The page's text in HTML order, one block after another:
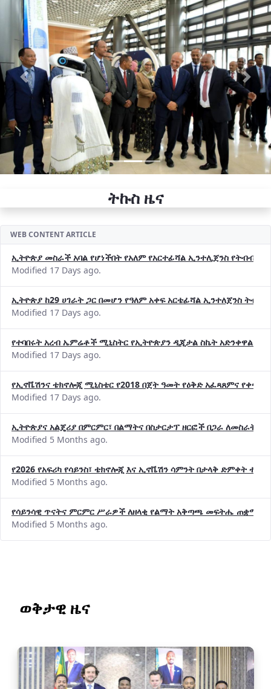
Previous Next
ትኩስ ዜና
WEB CONTENT ARTICLE
ኢትዮጵያ መስራች አባል የሆነችበት የአለም የአርተፊሻል ኢንተሊጀንስ የትብብር
Modified 17 Days ago.
ኢትዮጵያ ከ29 ሀገራት ጋር በመሆን የዓለም አቀፍ አርቴፊሻል ኢንተለጀንስ
Modified 17 Days ago.
የተባበሩት አረብ ኤምሬቶች ሚኒስትር የኢትዮጵያን ዲጂታል ስኬት አድንቀዋል
Modified 17 Days ago.
የኢኖቬሽንና ቴክኖሎጂ ሚኒስቴር የ2018 በጀት ዓመት የዕቅድ አፈጻጸምና
Modified 17 Days ago.
ኢትዮጵያና አልጄሪያ በምርምር፣ በልማትና በስታርታፕ ዘርፎች በጋራ ለመስራት
Modified 5 Months ago.
የ2026 የአፍሪካ የሳይንስ፣ ቴክኖሎጂ እና ኢኖቬሽን ሳምንት በታላቅ ድምቀት
Modified 5 Months ago.
የሳይንሳዊ ጥናትና ምርምር ሥራዎች ለዘላቂ የልማት አቅጣጫ መፍትሔ ጠቋሚ
Modified 5 Months ago.
ወቅታዊ ዜና